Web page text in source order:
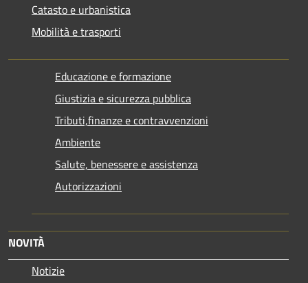
Catasto e urbanistica
Mobilità e trasporti
Educazione e formazione
Giustizia e sicurezza pubblica
Tributi,finanze e contravvenzioni
Ambiente
Salute, benessere e assistenza
Autorizzazioni
NOVITÀ
Notizie